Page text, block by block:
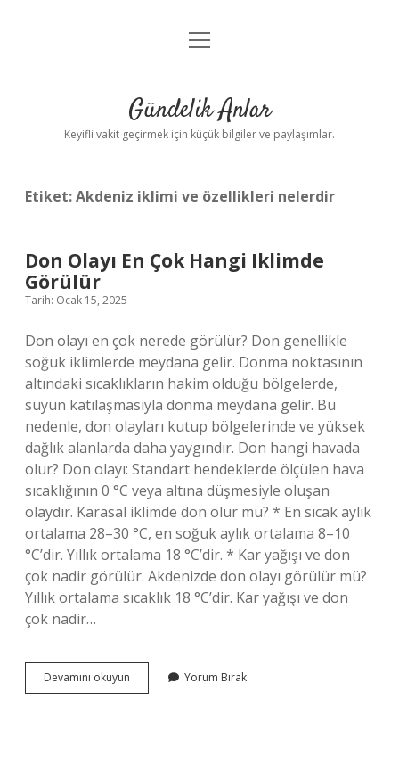
Anasayfa
Yasal Uyarı
menüyü
Gündelik Anlar
Keyifli vakit geçirmek için küçük bilgiler ve paylaşımlar.
Etiket:Akdeniz iklimi ve özellikleri nelerdir
Don Olayı En Çok Hangi Iklimde
Görülür
Tarih: Ocak 15, 2025
Don olayı en çok nerede görülür? Don genellikle
soğuk iklimlerde meydana gelir. Donma noktasının
altındaki sıcaklıkların hakim olduğu bölgelerde,
suyun katılaşmasıyla donma meydana gelir. Bu
nedenle, don olayları kutup bölgelerinde ve yüksek
dağlık alanlarda daha yaygındır. Don hangi havada
olur? Don olayı: Standart hendeklerde ölçülen hava
sıcaklığının 0 °C veya altına düşmesiyle oluşan
olaydır. Karasal iklimde don olur mu? * En sıcak aylık
ortalama 28–30 °C, en soğuk aylık ortalama 8–10
°C’dir. Yıllık ortalama 18 °C’dir. * Kar yağışı ve don
çok nadir görülür. Akdenizde don olayı görülür mü?
Yıllık ortalama sıcaklık 18 °C’dir. Kar yağışı ve don
çok nadir…
Devamını okuyun
Olayı
Yorum Bırak